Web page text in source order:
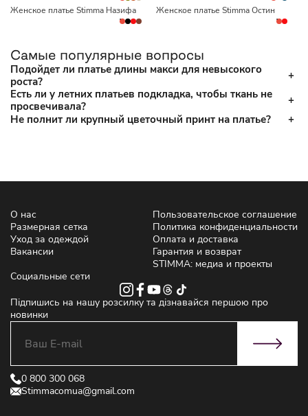
Женское платье Stimma Назифа Женское платье Stimma Остин
Самые популярные вопросы
Подойдет ли платье длины макси для невысокого
роста?
Есть ли у летних платьев подкладка, чтобы ткань не
просвечивала?
Не полнит ли крупный цветочный принт на платье?
О нас
Размерная сетка
Уход за одеждой
Вакансии
Пользовательское соглашение
Политика конфиденциальности
Оплата и доставка
Гарантия и возврат
STIMMA: медиа и проекты
Социальные сети
Підпишись на нашу розсилку та дізнавайся першою про
новинки
0 800 300 068
Stimmacomua@gmail.com